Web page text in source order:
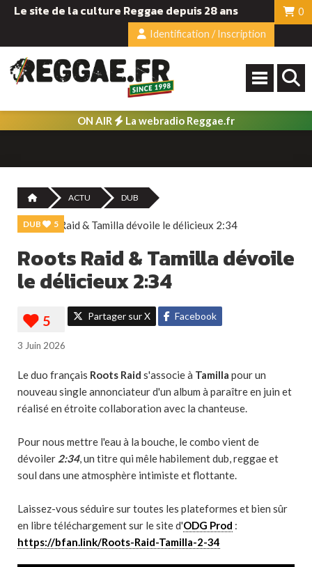
Le site de la culture Reggae depuis 28 ans
0
Identification / Inscription
ON AIR La webradio Reggae.fr
ACTU DUB
DUB 5
Roots Raid & Tamilla dévoile
le délicieux 2:34
Partager sur X Facebook
3 Juin 2026
Le duo français Roots Raid s'associe à Tamilla pour un
nouveau single annonciateur d'un album à paraître en juin et
réalisé en étroite collaboration avec la chanteuse.
Pour nous mettre l'eau à la bouche, le combo vient de
dévoiler 2:34, un titre qui mêle habilement dub, reggae et
soul dans une atmosphère intimiste et flottante.
Laissez-vous séduire sur toutes les plateformes et bien sûr
en libre téléchargement sur le site d'ODG Prod :
https://bfan.link/Roots-Raid-Tamilla-2-34